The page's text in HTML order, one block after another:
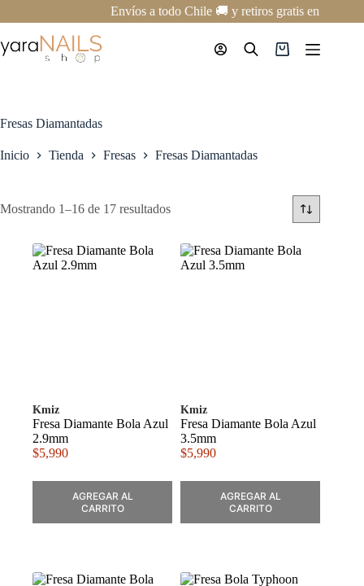
al
contenido
Envíos a todo Chile 🚚 y retiros gratis en nuestro
Carro
Fresas Diamantadas
Inicio Tienda Fresas Fresas Diamantadas
Mostrando 1–16 de 17 resultados
Kmiz
Fresa Diamante Bola Azul
2.9mm
$5,990
AGREGAR AL
CARRITO
Kmiz
Fresa Diamante Bola Azul
3.5mm
$5,990
AGREGAR AL
CARRITO